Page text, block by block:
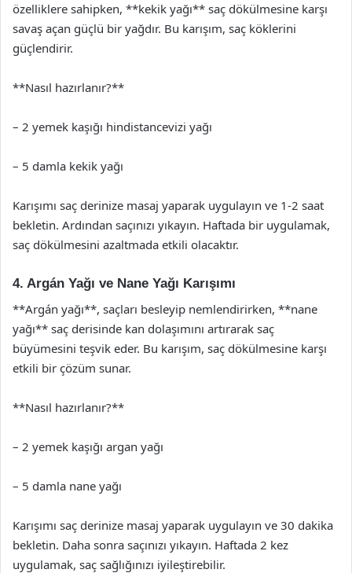
özelliklere sahipken, **kekik yağı** saç dökülmesine karşı
savaş açan güçlü bir yağdır. Bu karışım, saç köklerini
güçlendirir.
**Nasıl hazırlanır?**
– 2 yemek kaşığı hindistancevizi yağı
– 5 damla kekik yağı
Karışımı saç derinize masaj yaparak uygulayın ve 1-2 saat
bekletin. Ardından saçınızı yıkayın. Haftada bir uygulamak,
saç dökülmesini azaltmada etkili olacaktır.
4. Argán Yağı ve Nane Yağı Karışımı
**Argán yağı**, saçları besleyip nemlendirirken, **nane
yağı** saç derisinde kan dolaşımını artırarak saç
büyümesini teşvik eder. Bu karışım, saç dökülmesine karşı
etkili bir çözüm sunar.
**Nasıl hazırlanır?**
– 2 yemek kaşığı argan yağı
– 5 damla nane yağı
Karışımı saç derinize masaj yaparak uygulayın ve 30 dakika
bekletin. Daha sonra saçınızı yıkayın. Haftada 2 kez
uygulamak, saç sağlığınızı iyileştirebilir.